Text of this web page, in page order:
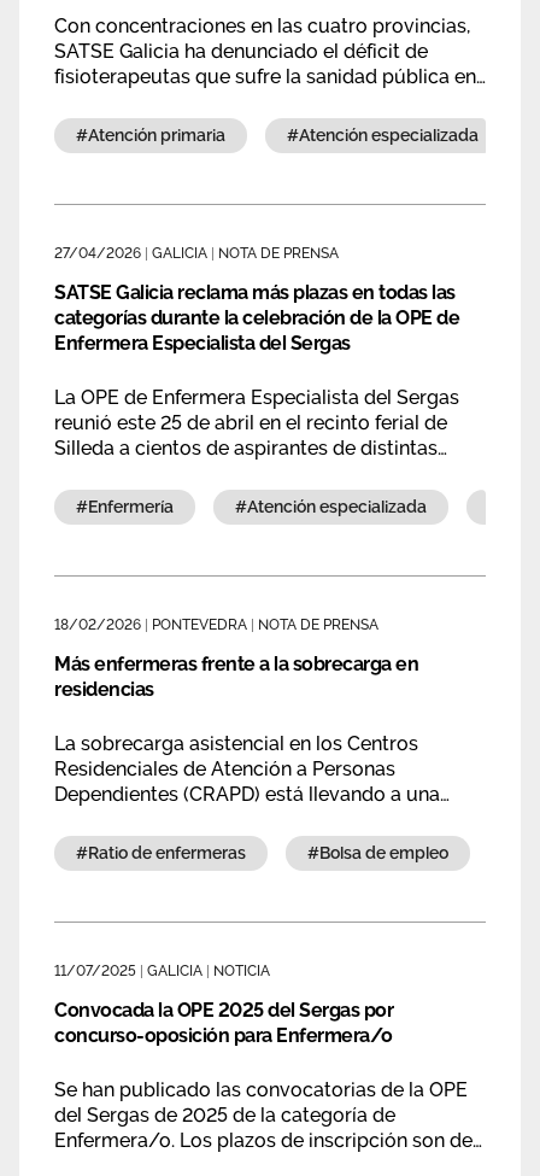
Con concentraciones en las cuatro provincias,
SATSE Galicia ha denunciado el déficit de
fisioterapeutas que sufre la sanidad pública en
posibles empeoramientos de los problemas de
salud y elevados costes económicos al no
privada.
#atención primaria #atención especializada
27/04/2026 GALICIA NOTA DE PRENSA
SATSE Galicia reclama más plazas en todas las
categorías durante la celebración de la OPE de
Enfermera Especialista del Sergas
La OPE de Enfermera Especialista del Sergas
reunió este 25 de abril en el recinto ferial de
Silleda a cientos de aspirantes de distintas
normalidad, alta participación y marcada
también por la reclamación hecha por SATSE
sanitario público gallego.
#enfermería #atención especializada
18/02/2026 PONTEVEDRA NOTA DE PRENSA
Más enfermeras frente a la sobrecarga en
residencias
La sobrecarga asistencial en los Centros
Residenciales de Atención a Personas
Dependientes (CRAPD) está llevando a una
pone en riesgo la seguridad de residentes y
profesionales.
#ratio de enfermeras #bolsa de empleo
11/07/2025 GALICIA NOTICIA
Convocada la OPE 2025 del Sergas por
concurso-oposición para Enfermera/o
Se han publicado las convocatorias de la OPE
del Sergas de 2025 de la categoría de
Enfermera/o. Los plazos de inscripción son del